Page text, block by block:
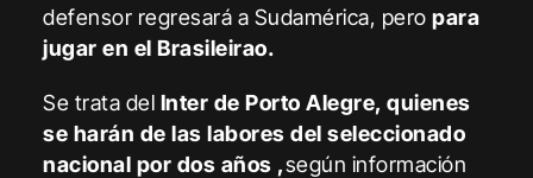
defensor regresará a Sudamérica, peropara
jugar en el Brasileirao.
Se trata del Inter de Porto Alegre, quienes
se harán de las labores del seleccionado
nacional por dos años ,según información